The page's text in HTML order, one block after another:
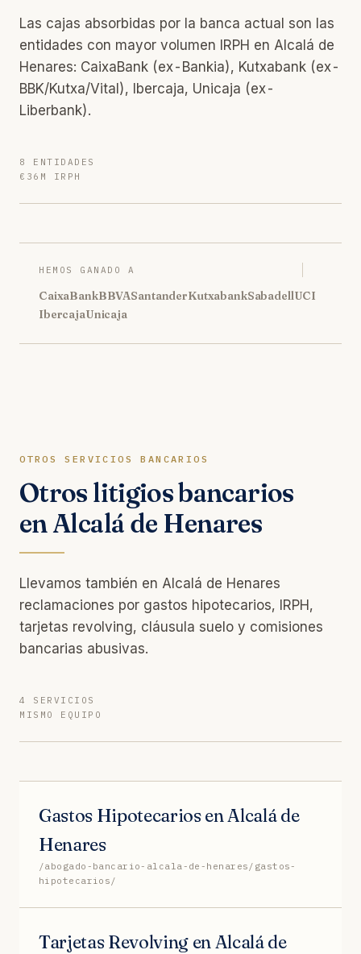
Las cajas absorbidas por la banca actual son las
entidades con mayor volumen IRPH en Alcalá de
Henares: CaixaBank (ex-Bankia), Kutxabank (ex-
BBK/Kutxa/Vital), Ibercaja, Unicaja (ex-
Liberbank).
8 ENTIDADES
€36M IRPH
HEMOS GANADO A
CaixaBankBBVASantanderKutxabankSabadellUCI
IbercajaUnicaja
OTROS SERVICIOS BANCARIOS
Otros litigios bancarios
en Alcalá de Henares
Llevamos también en Alcalá de Henares
reclamaciones por gastos hipotecarios, IRPH,
tarjetas revolving, cláusula suelo y comisiones
bancarias abusivas.
4 SERVICIOS
MISMO EQUIPO
Gastos Hipotecarios en Alcalá de
Henares
/abogado-bancario-alcala-de-henares/gastos-
hipotecarios/
Tarjetas Revolving en Alcalá de